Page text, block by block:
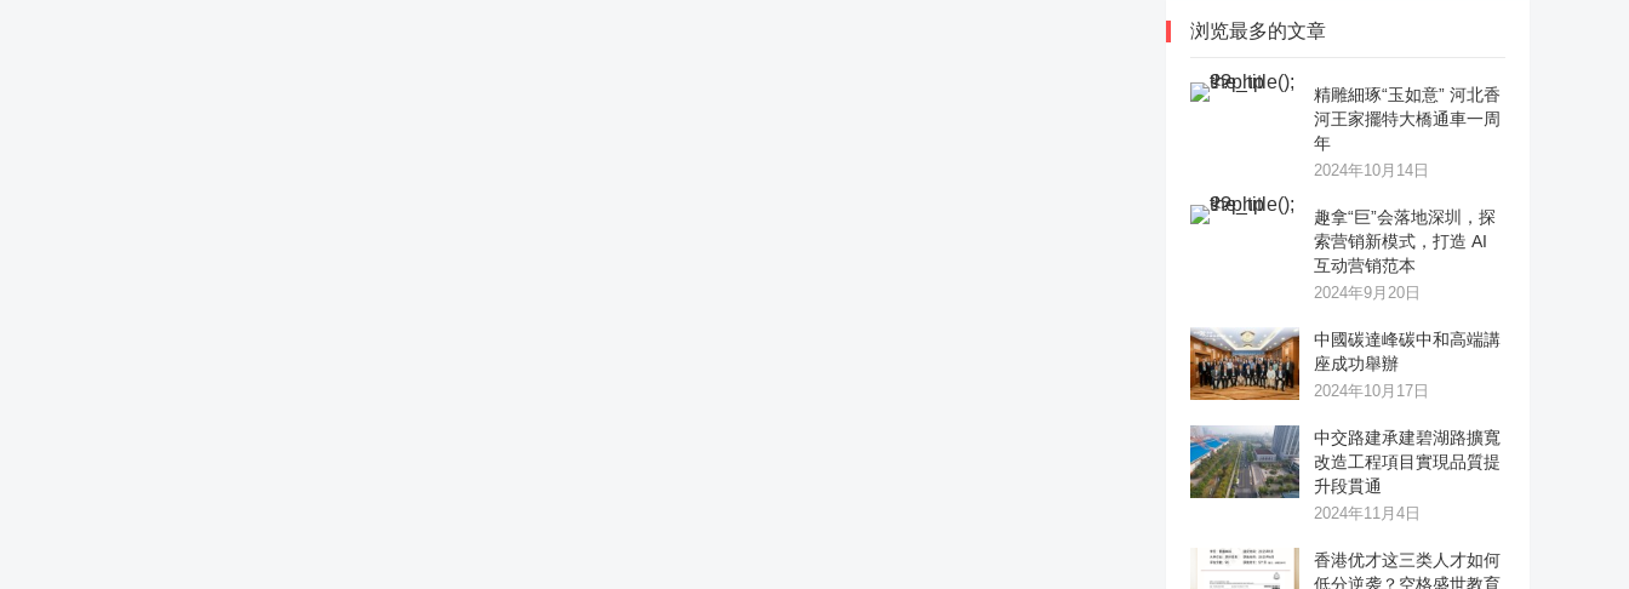
浏览最多的文章
精雕細琢“玉如意” 河北香
河王家擺特大橋通車一周
年
2024年10月14日
趣拿“巨”会落地深圳，探
索营销新模式，打造 AI
互动营销范本
2024年9月20日
中國碳達峰碳中和高端講
座成功舉辦
2024年10月17日
中交路建承建碧湖路擴寬
改造工程項目實現品質提
升段貫通
2024年11月4日
香港优才这三类人才如何
低分逆袭？空格盛世教育